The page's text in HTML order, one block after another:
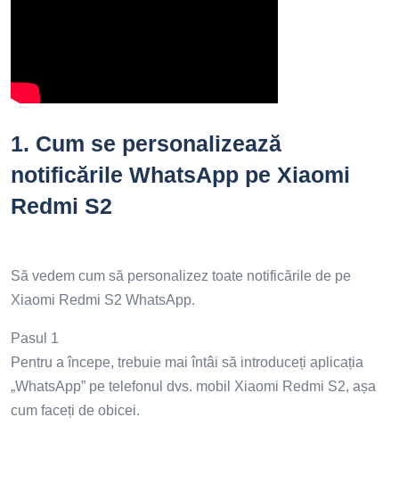
1. Cum se personalizează
notificările WhatsApp pe Xiaomi
Redmi S2
Să vedem cum să personalizez toate notificările de pe
Xiaomi Redmi S2 WhatsApp.
Pasul 1
Pentru a începe, trebuie mai întâi să introduceți aplicația
„WhatsApp” pe telefonul dvs. mobil Xiaomi Redmi S2, așa
cum faceți de obicei.